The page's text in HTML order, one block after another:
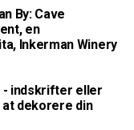
By: Cave
en
Inkerman Winery
- indskrifter eller
at dekorere din